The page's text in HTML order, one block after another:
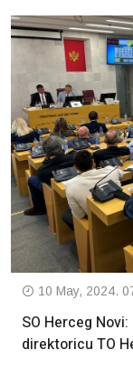
10 May, 2024.
SO Herceg
direktoricu TO